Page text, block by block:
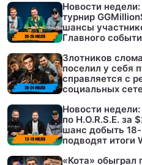
Новости
турнир
шансы
Главного
Злотников
поселил у себя
справляется с
социальных
Новости
по H.O.R.S.E. за
шанс добыть
подводят итоги
«Кота» обыграл